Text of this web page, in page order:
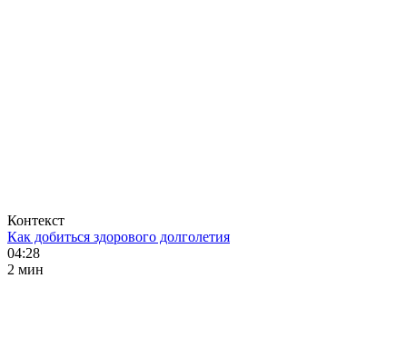
Контекст
Как добиться здорового долголетия
04:28
2 мин